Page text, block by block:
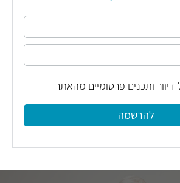
דיוור ותכנים פרסומיים מהאתר
להרשמה